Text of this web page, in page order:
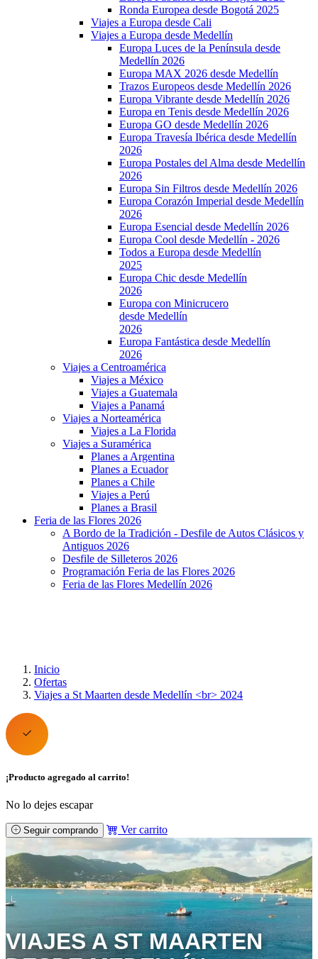
Ronda Europea desde Bogotá 2025
Viajes a Europa desde Cali
Viajes a Europa desde Medellín
Europa Luces de la Península desde
Medellín 2026
Europa MAX 2026 desde Medellín
Trazos Europeos desde Medellín 2026
Europa Vibrante desde Medellín 2026
Europa en Tenis desde Medellín 2026
Europa GO desde Medellín 2026
Europa Travesía Ibérica desde Medellín
2026
Europa Postales del Alma desde Medellín
2026
Europa Sin Filtros desde Medellín 2026
Europa Corazón Imperial desde Medellín
2026
Europa Esencial desde Medellín 2026
Europa Cool desde Medellín - 2026
Todos a Europa desde Medellín
2025
Europa Chic desde Medellín
2026
Europa con Minicrucero
desde Medellín
2026
Europa Fantástica desde Medellín
2026
Viajes a Centroamérica
Viajes a México
Viajes a Guatemala
Viajes a Panamá
Viajes a Norteamérica
Viajes a La Florida
Viajes a Suramérica
Planes a Argentina
Planes a Ecuador
Planes a Chile
Viajes a Perú
Planes a Brasil
Feria de las Flores 2026
A Bordo de la Tradición - Desfile de Autos Clásicos y
Antiguos 2026
Desfile de Silleteros 2026
Programación Feria de las Flores 2026
Feria de las Flores Medellín 2026
Inicio
Ofertas
Viajes a St Maarten desde Medellín <br> 2024
¡Producto agregado al carrito!
No lo dejes escapar
Seguir comprando Ver carrito
VIAJES A ST MAARTEN